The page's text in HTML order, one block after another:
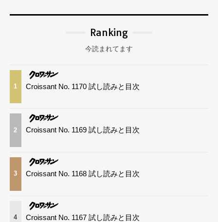
Ranking
今読まれてます
1 Croissant No. 1170 試し読みと目次
2 Croissant No. 1169 試し読みと目次
3 Croissant No. 1168 試し読みと目次
4 Croissant No. 1167 試し読みと目次